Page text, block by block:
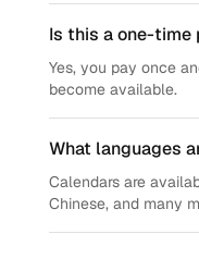
Is this a one-time
Yes, you pay once
become available.
What languages
Calendars are
Chinese, and many